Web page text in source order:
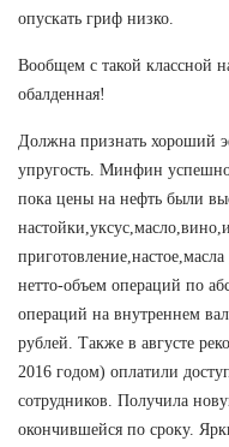
опускать гриф низко.
Вообщем с такой классной
обалденная!
Должна признать хороший
упругость. Минфин успешно
пока цены на нефть были
нетто-объем операций по
операций на внутреннем
рублей. Также в августе
2016 годом) оплатили
сотрудников. Получила
окончившейся по сроку.